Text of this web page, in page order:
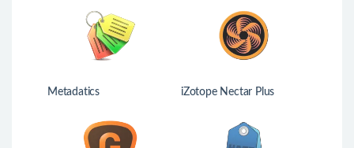
Metadatics iZotope Nectar Plus